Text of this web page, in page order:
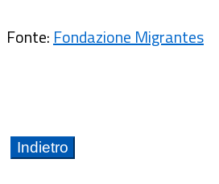
Fonte: Fondazione Migrantes